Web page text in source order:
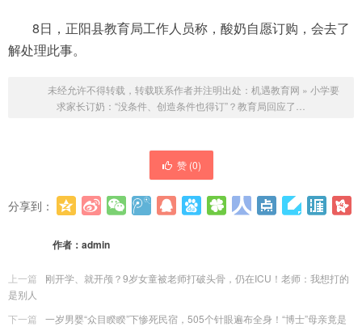
8日，正阳县教育局工作人员称，酸奶自愿订购，会去了
解处理此事。
未经允许不得转载，转载联系作者并注明出处： 机遇教育网 » 小学要
求家长订奶：“没条件、创造条件也得订”？教育局回应了…
赞 (0)
分享到：
作者： admin
上一篇
刚开学、就开颅？9岁女童被老师打破头骨，仍在ICU！老师：我想打的
是别人
下一篇
一岁男婴“众目睽睽”下惨死民宿，505个针眼遍布全身！“博士”母亲竟是